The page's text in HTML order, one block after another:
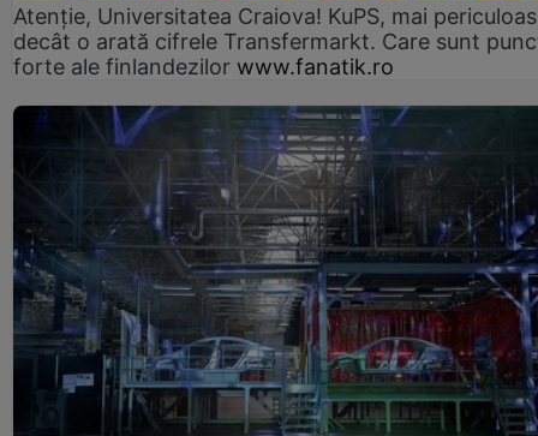
Atenție, Universitatea Craiova! KuPS, mai
decât o arată cifrele Transfermarkt. Care sunt
forte ale finlandezilor www.fanatik.ro